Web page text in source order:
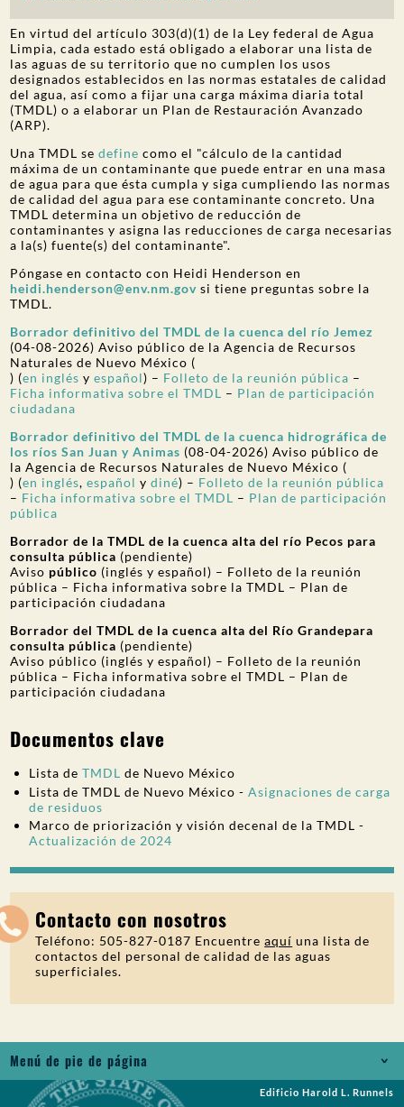
En virtud del artículo 303(d)(1) de la Ley federal de Agua
Limpia, cada estado está obligado a elaborar una lista de
las aguas de su territorio que no cumplen los usos
designados establecidos en las normas estatales de calidad
del agua, así como a fijar una carga máxima diaria total
(TMDL) o a elaborar un Plan de Restauración Avanzado
(ARP).
Una TMDL sedefine como el "cálculo de la cantidad
máxima de un contaminante que puede entrar en una masa
de agua para que ésta cumpla y siga cumpliendo las normas
de calidad del agua para ese contaminante concreto. Una
TMDL determina un objetivo de reducción de
contaminantes y asigna las reducciones de carga necesarias
a la(s) fuente(s) del contaminante".
Póngase en contacto con Heidi Henderson en
heidi.henderson@env.nm.gov si tiene preguntas sobre la
TMDL.
Borrador definitivo del TMDL de la cuenca del río Jemez
(04-08-2026) Aviso público de la Agencia de Recursos
Naturales de Nuevo México (
) (en inglés yespañol) – Folleto de la reunión pública –
Ficha informativa sobre el TMDL – Plan de participación
ciudadana
Borrador definitivo del TMDL de la cuenca hidrográfica de
los ríos San Juan y Animas (08-04-2026) Aviso público de
la Agencia de Recursos Naturales de Nuevo México (
) (en inglés,español ydiné) – Folleto de la reunión pública
– Ficha informativa sobre el TMDL – Plan de participación
pública
Borrador de la TMDL de la cuenca alta del río Pecos para
consulta pública (pendiente)
Aviso público (inglés y español) – Folleto de la reunión
pública – Ficha informativa sobre la TMDL – Plan de
participación ciudadana
Borrador del TMDL de la cuenca alta del Río Grandepara
consulta pública (pendiente)
Aviso público (inglés y español) – Folleto de la reunión
pública – Ficha informativa sobre el TMDL – Plan de
participación ciudadana
Documentos clave
Lista deTMDL de Nuevo México
Lista de TMDL de Nuevo México -Asignaciones de carga
de residuos
Marco de priorización y visión decenal de la TMDL -
Actualización de 2024
Contacto con nosotros
Teléfono: 505-827-0187 Encuentreaquí una lista de
contactos del personal de calidad de las aguas
superficiales.
Menú de pie de página
Empleos
Edificio Harold L. Runnels